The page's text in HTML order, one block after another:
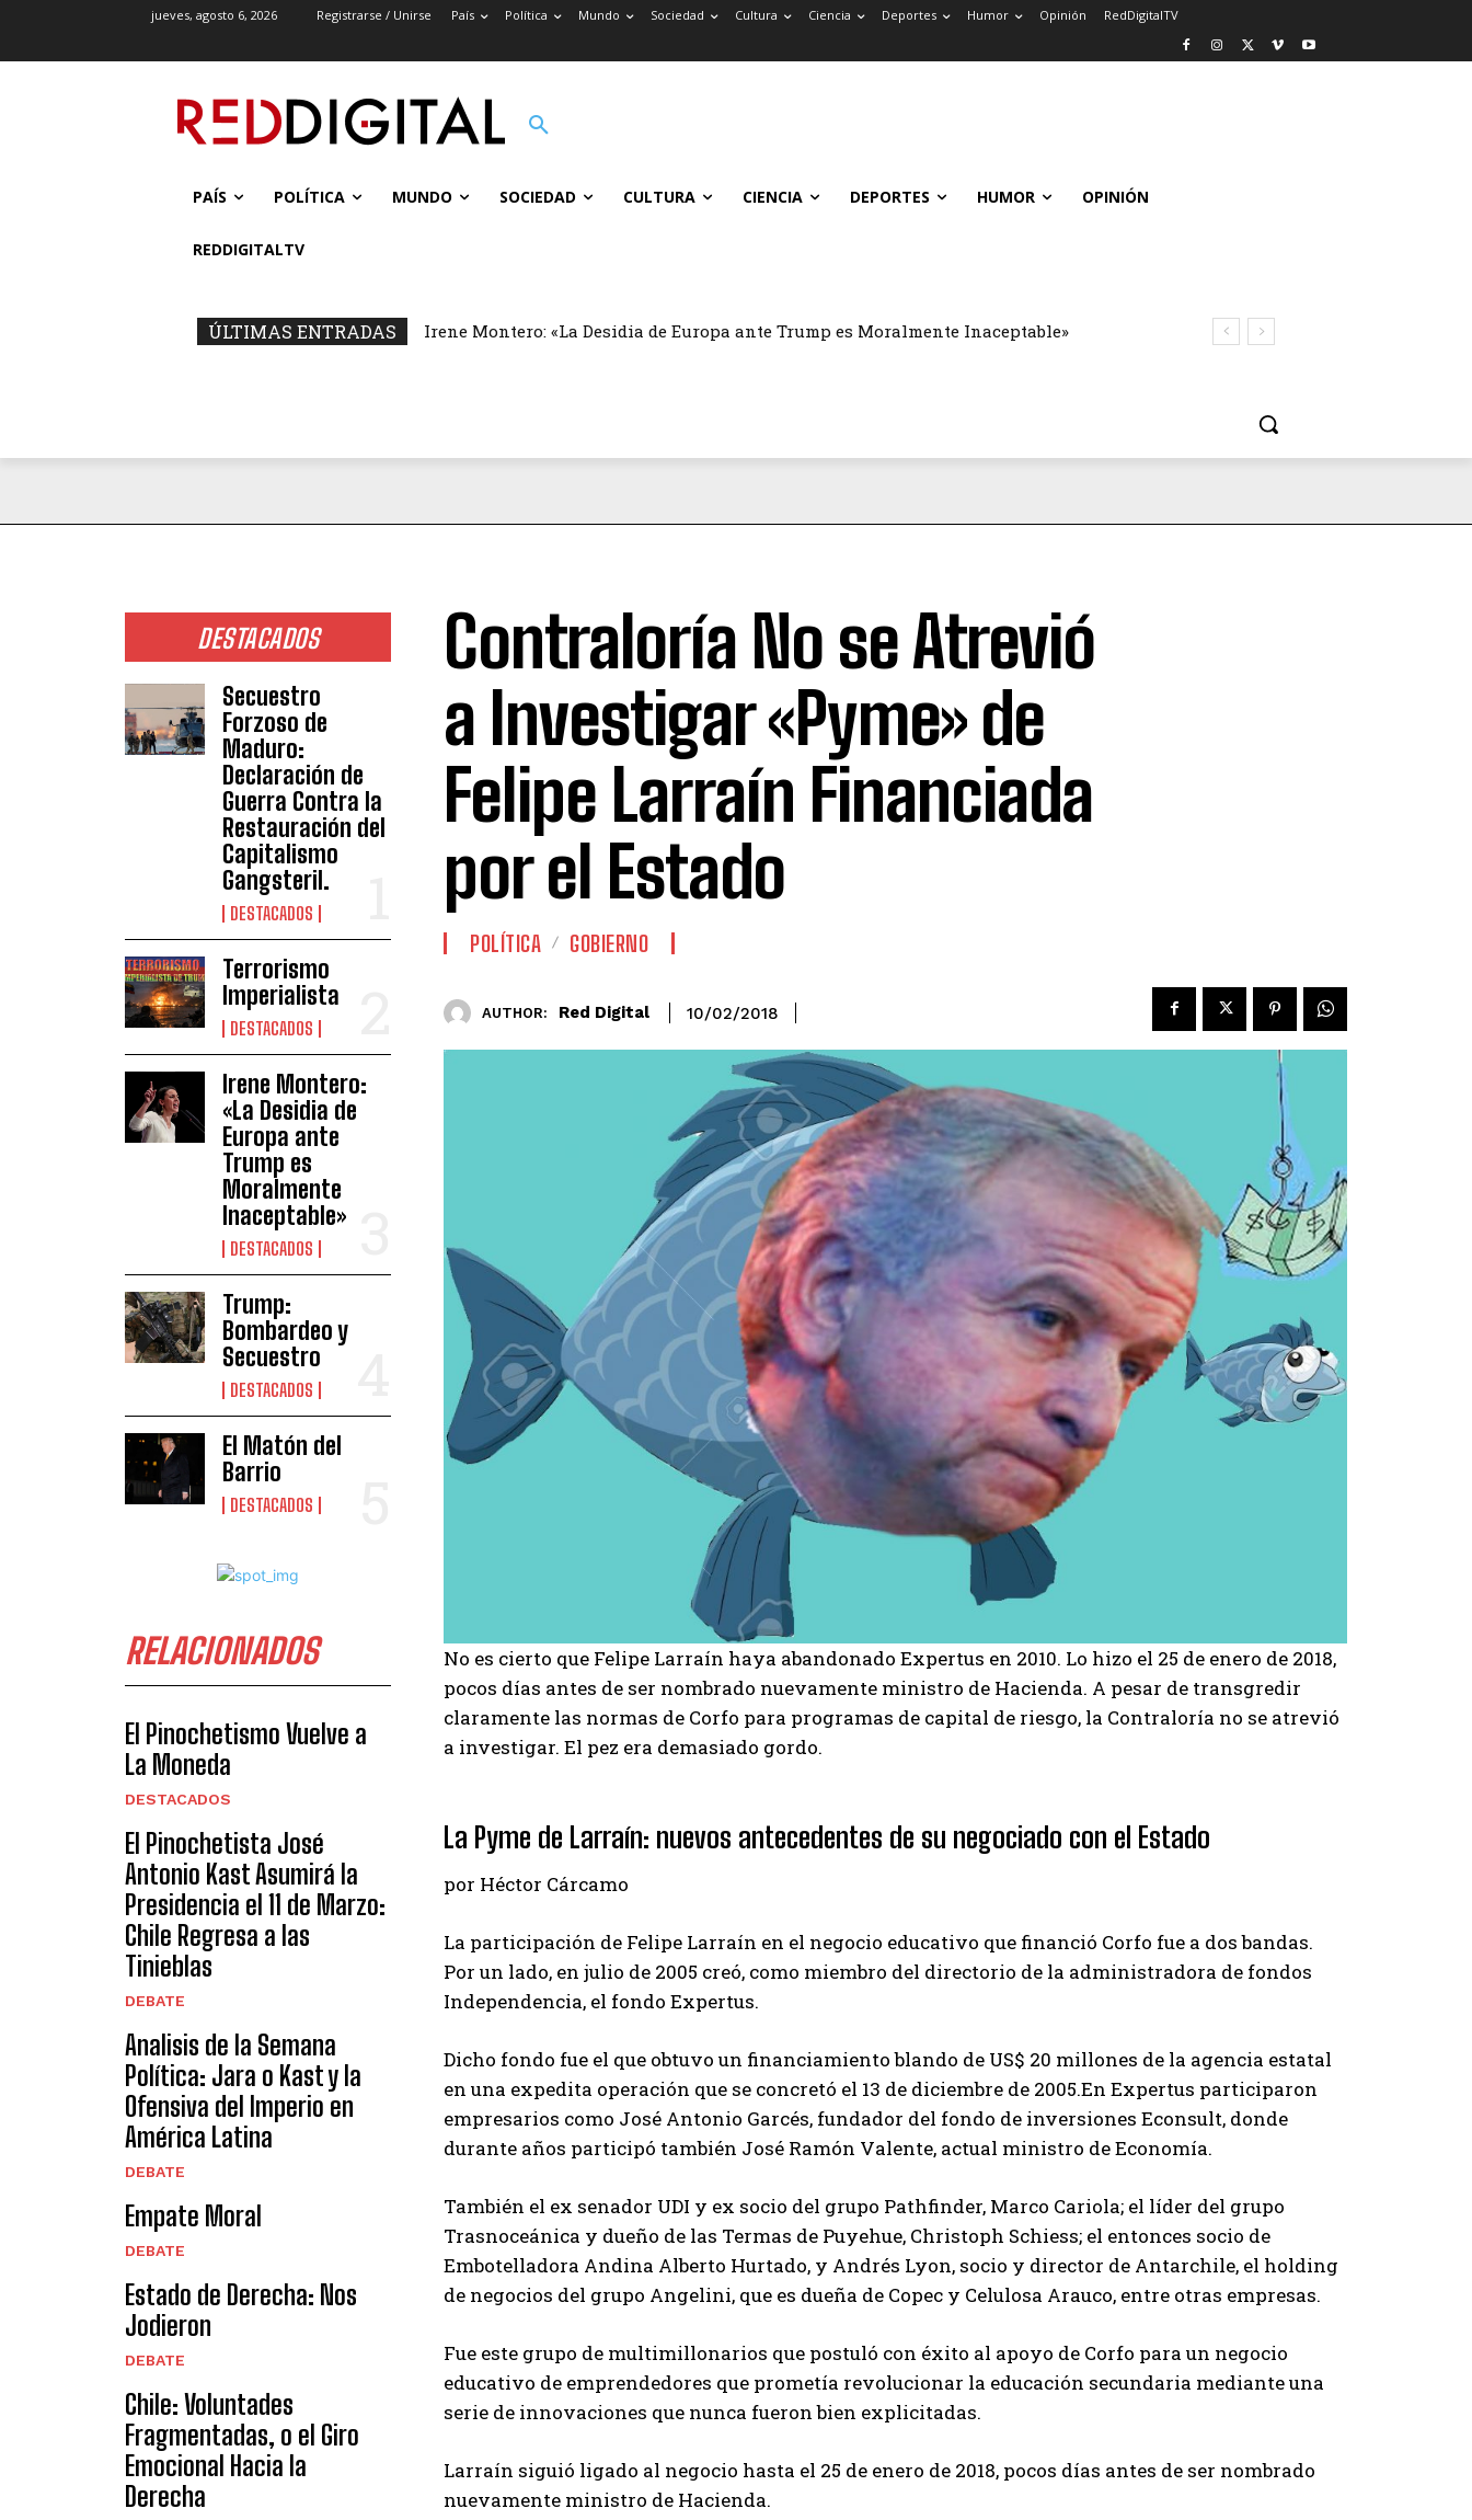
jueves, agosto 6, 2026 Registrarse / Unirse País Política Mundo Sociedad Cultura Ciencia Deportes Humor Opinión RedDigitalTV
PAÍS POLÍTICA MUNDO SOCIEDAD CULTURA CIENCIA DEPORTES HUMOR OPINIÓN
REDDIGITALTV
ÚLTIMAS ENTRADAS Irene Montero: «La Desidia de Europa ante Trump es Moralmente Inaceptable»
DESTACADOS
Secuestro
Forzoso de
Maduro:
Declaración de
Guerra Contra la
Restauración del
Capitalismo
Gangsteril.
DESTACADOS
Terrorismo
Imperialista
DESTACADOS
Irene Montero:
«La Desidia de
Europa ante
Trump es
Moralmente
Inaceptable»
DESTACADOS
Trump:
Bombardeo y
Secuestro
DESTACADOS
El Matón del
Barrio
DESTACADOS
RELACIONADOS
El Pinochetismo Vuelve a
La Moneda
DESTACADOS
El Pinochetista José
Antonio Kast Asumirá la
Presidencia el 11 de Marzo:
Chile Regresa a las
Tinieblas
DEBATE
Analisis de la Semana
Política: Jara o Kast y la
Ofensiva del Imperio en
América Latina
DEBATE
Empate Moral
DEBATE
Estado de Derecha: Nos
Jodieron
DEBATE
Chile: Voluntades
Fragmentadas, o el Giro
Emocional Hacia la
Derecha
Contraloría No se Atrevió
a Investigar «Pyme» de
Felipe Larraín Financiada
por el Estado
POLÍTICA GOBIERNO
AUTHOR: Red Digital 10/02/2018
No es cierto que Felipe Larraín haya abandonado Expertus en 2010. Lo hizo el 25 de enero de 2018,
pocos días antes de ser nombrado nuevamente ministro de Hacienda. A pesar de transgredir
claramente las normas de Corfo para programas de capital de riesgo, la Contraloría no se atrevió
a investigar. El pez era demasiado gordo.
La Pyme de Larraín: nuevos antecedentes de su negociado con el Estado
por Héctor Cárcamo
La participación de Felipe Larraín en el negocio educativo que financió Corfo fue a dos bandas.
Por un lado, en julio de 2005 creó, como miembro del directorio de la administradora de fondos
Independencia, el fondo Expertus.
Dicho fondo fue el que obtuvo un financiamiento blando de US$ 20 millones de la agencia estatal
en una expedita operación que se concretó el 13 de diciembre de 2005.En Expertus participaron
empresarios como José Antonio Garcés, fundador del fondo de inversiones Econsult, donde
durante años participó también José Ramón Valente, actual ministro de Economía.
También el ex senador UDI y ex socio del grupo Pathfinder, Marco Cariola; el líder del grupo
Trasnoceánica y dueño de las Termas de Puyehue, Christoph Schiess; el entonces socio de
Embotelladora Andina Alberto Hurtado, y Andrés Lyon, socio y director de Antarchile, el holding
de negocios del grupo Angelini, que es dueña de Copec y Celulosa Arauco, entre otras empresas.
Fue este grupo de multimillonarios que postuló con éxito al apoyo de Corfo para un negocio
educativo de emprendedores que prometía revolucionar la educación secundaria mediante una
serie de innovaciones que nunca fueron bien explicitadas.
Larraín siguió ligado al negocio hasta el 25 de enero de 2018, pocos días antes de ser nombrado
nuevamente ministro de Hacienda.